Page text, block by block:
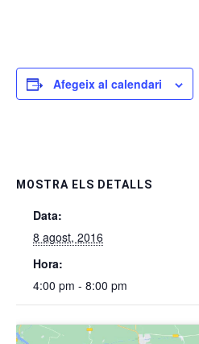
Afegeix al calendari
MOSTRA ELS DETALLS
Data:
8 agost, 2016
Hora:
4:00 pm - 8:00 pm